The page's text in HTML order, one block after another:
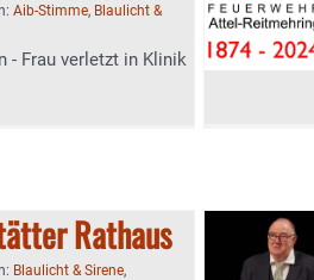
Aib-Stimme, Blaulicht &
- Frau verletzt in Klinik
Rathaus
Blaulicht & Sirene,